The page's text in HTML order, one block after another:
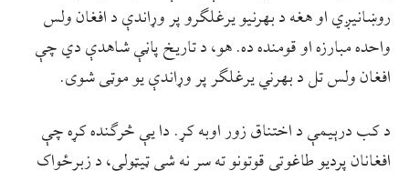
روښانیږي او هغه د بهرنيو یرغلګرو پر وړاندې د افغان ولس
واحده مبارزه او قومنده ده. هو، د تاریخ پاڼې شاهدې دي چې
افغان ولس تل د بهرني یرغلګر پر وړاندې یو موټی شوی.
د کب درېیمې د اختناق زور اوبه کړ. دا یې څرګنده کړه چې
افغانان پردیو طاغوتي قوتونو ته سر نه شي ټیټولی، د زبرځواک